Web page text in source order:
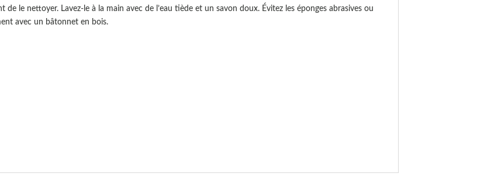
le nettoyer. Lavez-le à la main avec de l’eau tiède et un savon doux. Évitez les éponges abrasives ou
avec un bâtonnet en bois.